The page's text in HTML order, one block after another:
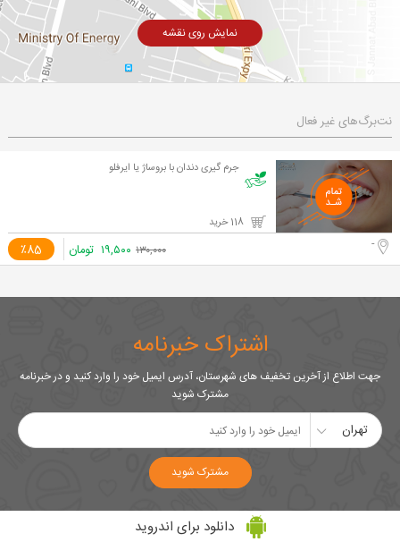
نمایش روی نقشه
نت‌برگ‌های غیر فعال
جرم گیری دندان با بروساژ یا ایرفلو
٪85 - ۱۳۰,۰۰۰ ۱۹,۵۰۰ تومان
اشتراک خبرنامه
جهت اطلاع از آخرین تخفیف های شهرستان، آدرس ایمیل خود را وارد کنید و در خبرنامه
مشترک شوید
تهران
مشترک شوید
دانلود برای اندروید